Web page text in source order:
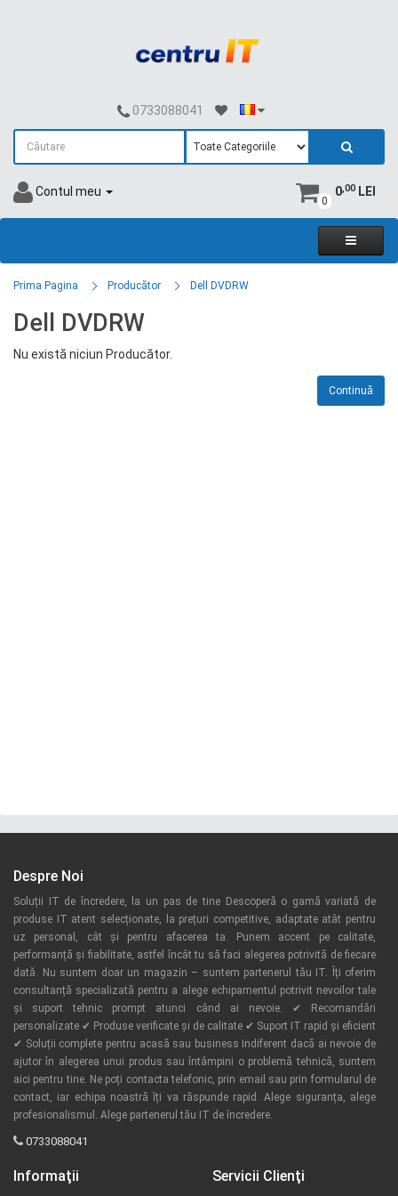
0733088041
Contul meu
0
0,00LEI
Prima Pagina Producător Dell DVDRW
Dell DVDRW
Nu există niciun Producător.
Continuă
Despre Noi
Soluții IT de încredere, la un pas de tine Descoperă o gamă variată de
produse IT atent selecționate, la prețuri competitive, adaptate atât pentru
uz personal, cât și pentru afacerea ta. Punem accent pe calitate,
performanță și fiabilitate, astfel încât tu să faci alegerea potrivită de fiecare
dată. Nu suntem doar un magazin – suntem partenerul tău IT. Îți oferim
consultanță specializată pentru a alege echipamentul potrivit nevoilor tale
și suport tehnic prompt atunci când ai nevoie. ✔ Recomandări
personalizate ✔ Produse verificate și de calitate ✔ Suport IT rapid și eficient
✔ Soluții complete pentru acasă sau business Indiferent dacă ai nevoie de
ajutor în alegerea unui produs sau întâmpini o problemă tehnică, suntem
aici pentru tine. Ne poți contacta telefonic, prin email sau prin formularul de
contact, iar echipa noastră îți va răspunde rapid. Alege siguranța, alege
profesionalismul. Alege partenerul tău IT de încredere.
0733088041
Informaţii Servicii Clienţi